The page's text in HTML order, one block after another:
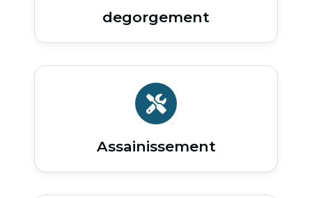
degorgement
Assainissement